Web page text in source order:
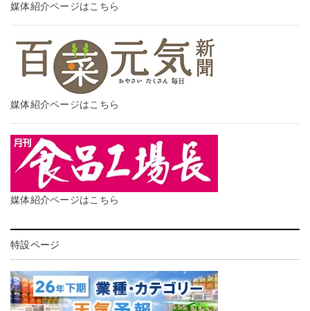
媒体紹介ページはこちら
媒体紹介ページはこちら
媒体紹介ページはこちら
特設ページ